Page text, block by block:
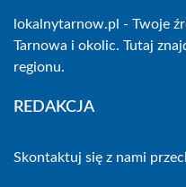
lokalnytarnow.pl - Twoje
Tarnowa i okolic. Tutaj
regionu.
REDAKCJA
Skontaktuj się z nami